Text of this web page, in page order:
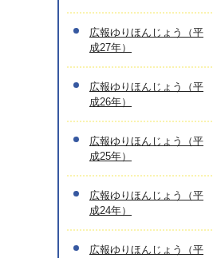
広報ゆりほんじょう（平
成27年）
広報ゆりほんじょう（平
成26年）
広報ゆりほんじょう（平
成25年）
広報ゆりほんじょう（平
成24年）
広報ゆりほんじょう（平